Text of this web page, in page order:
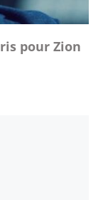
pour Zion